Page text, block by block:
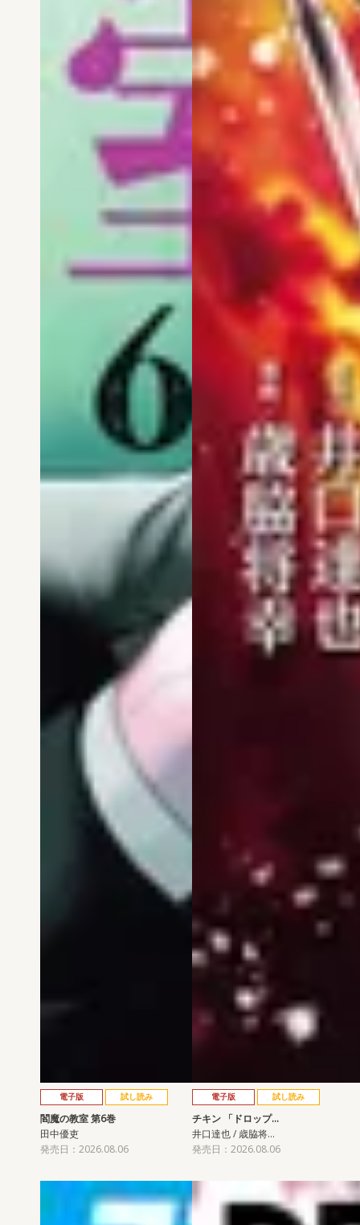
電子版 試し読み
閻魔の教室 第6巻
田中優吏
発売日：2026.08.06
電子版 試し読み
チキン 「ドロップ…
井口達也 / 歳脇将…
発売日：2026.08.06